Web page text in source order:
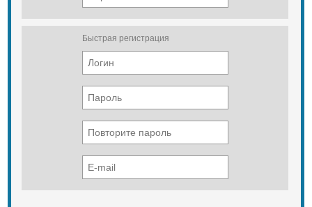
Быстрая регистрация